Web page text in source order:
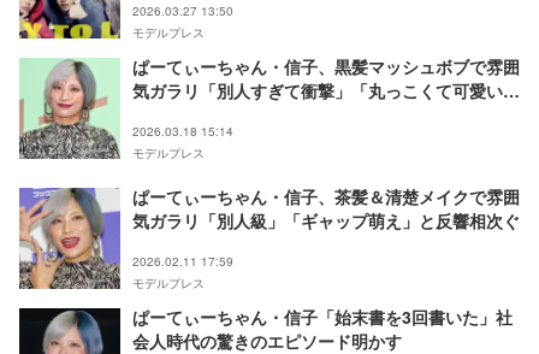
2026.03.27 13:50
モデルプレス
ぱーてぃーちゃん・信子、黒髪マッシュボブで雰囲
気ガラリ「別人すぎて衝撃」「丸っこくて可愛い」
2026.03.18 15:14
モデルプレス
ぱーてぃーちゃん・信子、茶髪＆清楚メイクで雰囲
気ガラリ「別人級」「ギャップ萌え」と反響相次ぐ
2026.02.11 17:59
モデルプレス
ぱーてぃーちゃん・信子「始末書を3回書いた」社
会人時代の驚きのエピソード明かす